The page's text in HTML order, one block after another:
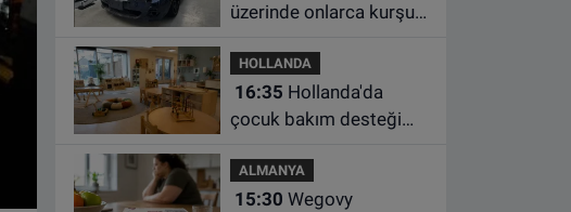
üzerinde onlarca kurşun
euroya satışa çıktı
HOLLANDA
16:35
çocuk bakım desteği
hâlâ ek ödeme yapıyor
ALMANYA
15:30